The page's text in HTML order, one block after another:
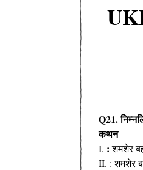
Q21.
कथन
I. :शमशेर
II. : शमशेर